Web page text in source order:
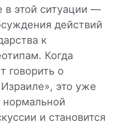
этой ситуации —
действий
к
Когда
говорить о
это уже
нормальной
и становится